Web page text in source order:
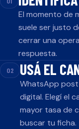
El momento de
suele ser justo
cerrar una
respuesta.
02 USÁ EL
WhatsApp
digital. Elegí el
mayor tasa de
buscar tu ficha.